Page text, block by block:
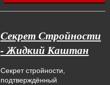
Секрет Стройности
- Жидкий Каштан
Секрет стройности,
подтверждённый